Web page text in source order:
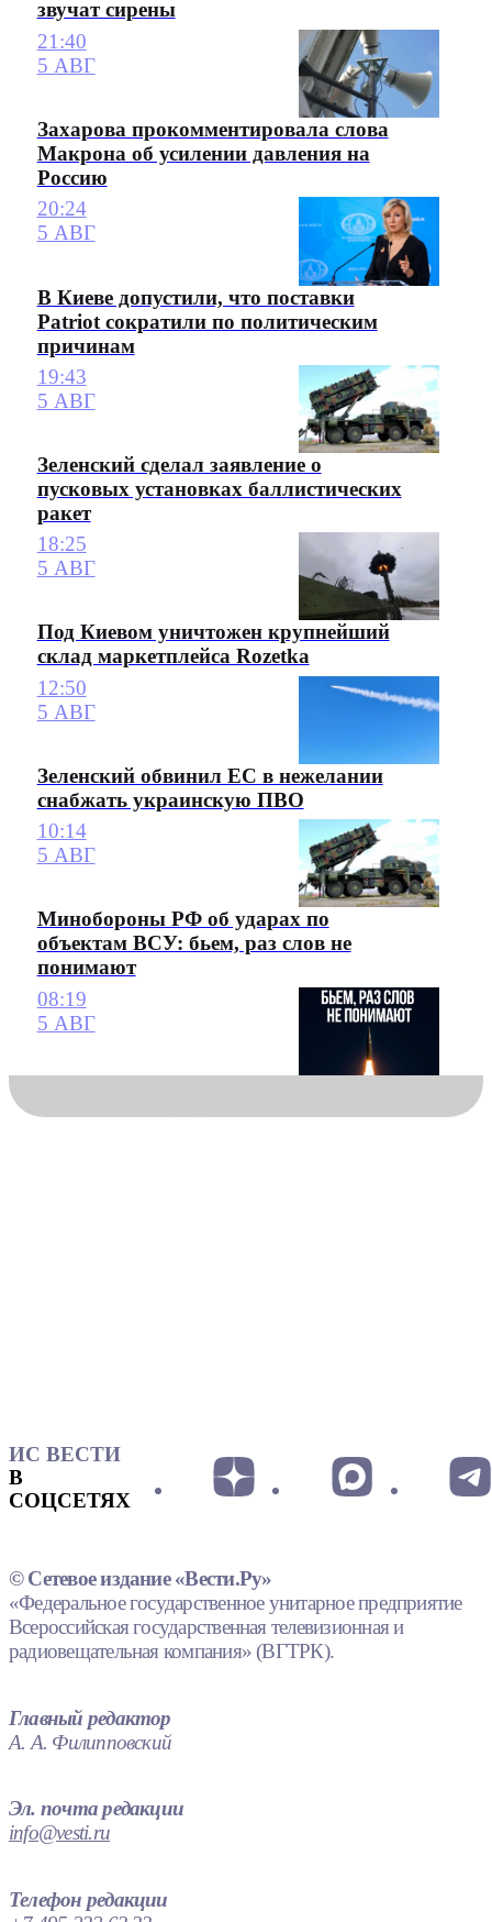
звучат сирены
21:40
5 АВГ
Захарова прокомментировала слова
Макрона об усилении давления на
Россию
20:24
5 АВГ
В Киеве допустили, что поставки
Patriot сократили по политическим
причинам
19:43
5 АВГ
Зеленский сделал заявление о
пусковых установках баллистических
ракет
18:25
5 АВГ
Под Киевом уничтожен крупнейший
склад маркетплейса Rozetka
12:50
5 АВГ
Зеленский обвинил ЕС в нежелании
снабжать украинскую ПВО
10:14
5 АВГ
Минобороны РФ об ударах по
объектам ВСУ: бьем, раз слов не
понимают
08:19
5 АВГ
ИС ВЕСТИ
В
СОЦСЕТЯХ
© Сетевое издание «Вести.Ру»
«Федеральное государственное унитарное предприятие
Всероссийская государственная телевизионная и
радиовещательная компания» (ВГТРК).
Главный редактор
А. А. Филипповский
Эл. почта редакции
info@vesti.ru
Телефон редакции